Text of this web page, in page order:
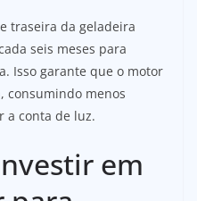
traseira da geladeira
seis meses para
Isso garante que o motor
consumindo menos
a conta de luz.
em